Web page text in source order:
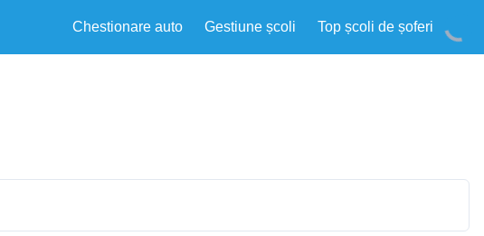
Chestionare auto Gestiune școli Top școli de șoferi